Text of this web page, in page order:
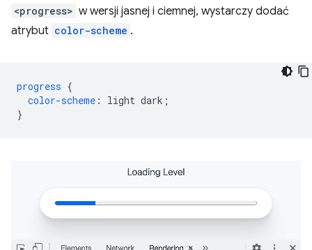
<progress> w wersji jasnej i ciemnej, wystarczy dodać
atrybut color-scheme .
progress {
color-scheme : light dark ;
}